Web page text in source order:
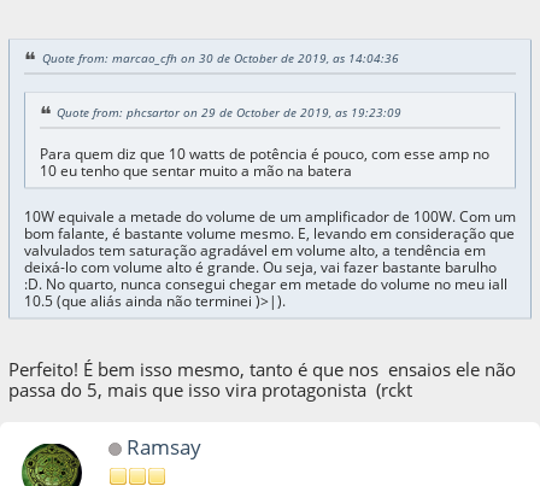
Quote from: marcao_cfh on 30 de October de 2019, as 14:04:36
Quote from: phcsartor on 29 de October de 2019, as 19:23:09
Para quem diz que 10 watts de potência é pouco, com esse amp no
10 eu tenho que sentar muito a mão na batera
10W equivale a metade do volume de um amplificador de 100W. Com um
bom falante, é bastante volume mesmo. E, levando em consideração que
valvulados tem saturação agradável em volume alto, a tendência em
deixá-lo com volume alto é grande. Ou seja, vai fazer bastante barulho
:D. No quarto, nunca consegui chegar em metade do volume no meu iall
10.5 (que aliás ainda não terminei )>|).
Perfeito! É bem isso mesmo, tanto é que nos ensaios ele não
passa do 5, mais que isso vira protagonista (rckt
Ramsay